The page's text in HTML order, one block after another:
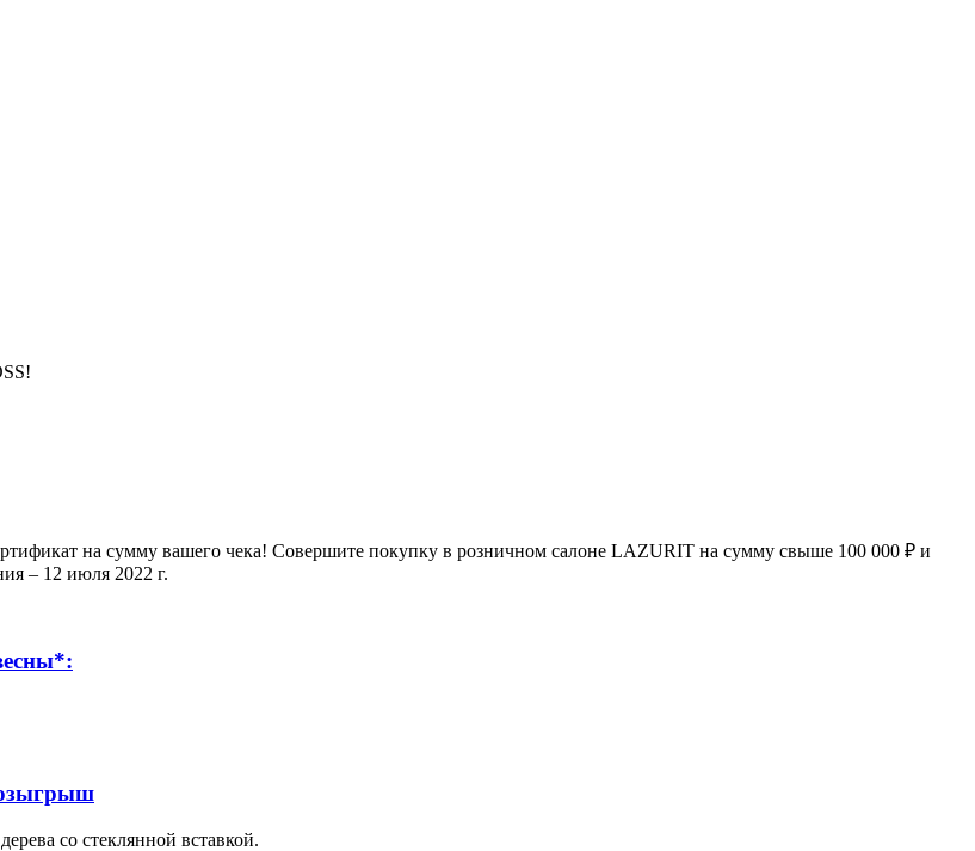
на сумму вашего чека! Совершите покупку в розничном салоне LAZURIT на сумму свыше 100 000 ₽ и
– 12 июля 2022 г.
со стеклянной вставкой.